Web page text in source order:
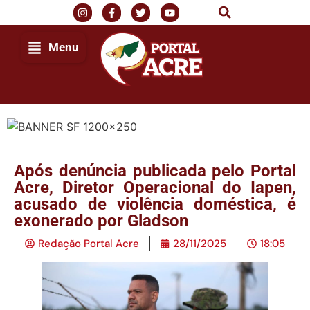
Menu
Após denúncia publicada pelo Portal
Acre, Diretor Operacional do Iapen,
acusado de violência doméstica, é
exonerado por Gladson
Redação Portal Acre 28/11/2025 18:05